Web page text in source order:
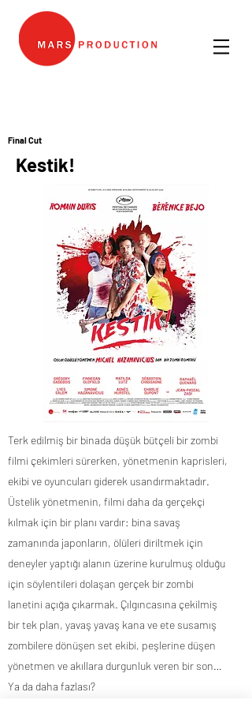
Final Cut
Kestik!
Terk edilmiş bir binada düşük bütçeli bir zombi
filmi çekimleri sürerken, yönetmenin kaprisleri,
ekibi ve oyuncuları giderek usandırmaktadır.
Üstelik yönetmenin, filmi daha da gerçekçi
kılmak için bir planı vardır: bina savaş
zamanında japonların, ölüleri diriltmek için
deneyler yaptığı alanın üzerine kurulmuş olduğu
için söylentileri dolaşan gerçek bir zombi
lanetini açığa çıkarmak. Çılgıncasına çekilmiş
bir tek plan, yavaş yavaş kana ve ete susamış
zombilere dönüşen set ekibi, peşlerine düşen
yönetmen ve akıllara durgunluk veren bir son…
Ya da daha fazlası?